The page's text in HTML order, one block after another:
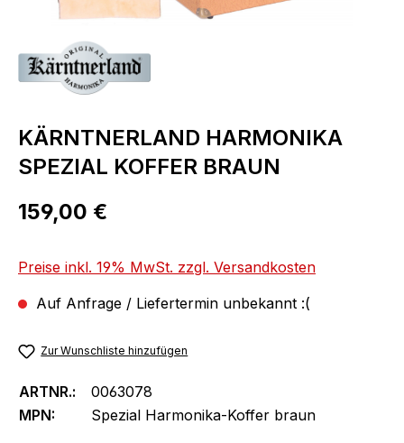
KÄRNTNERLAND HARMONIKA
SPEZIAL KOFFER BRAUN
Regulärer Preis:
159,00 €
Preise inkl. 19% MwSt. zzgl. Versandkosten
Auf Anfrage / Liefertermin unbekannt :(
Zur Wunschliste hinzufügen
ARTNR.:
0063078
MPN:
Spezial Harmonika-Koffer braun